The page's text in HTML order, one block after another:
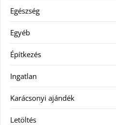
Egészség
Egyéb
Építkezés
Ingatlan
Karácsonyi ajándék
Letöltés